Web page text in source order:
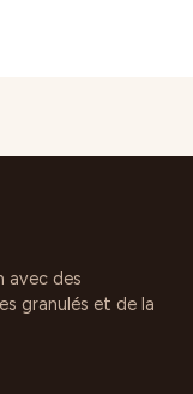
avec des
granulés et de la